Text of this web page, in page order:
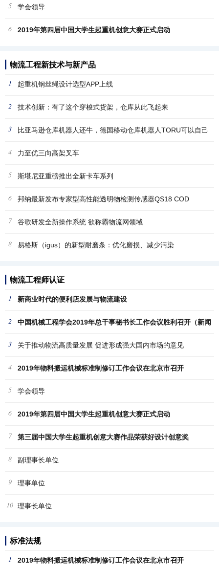
5 学会领导
6 2019年第四届中国大学生起重机创意大赛正式启动
物流工程新技术与新产品
1 起重机钢丝绳设计选型APP上线
2 技术创新：有了这个穿梭式货架，仓库从此飞起来
3 比亚马逊仓库机器人还牛，德国移动仓库机器人TORU可以自己
挑选
4 力至优三向高架叉车
5 斯堪尼亚重磅推出全新卡车系列
6 邦纳最新发布专家型高性能透明物检测传感器QS18 COD
7 谷歌研发全新操作系统 欲称霸物流网领域
8 易格斯（igus）的新型耐磨条：优化磨损、减少污染
物流工程师认证
1 新商业时代的便利店发展与物流建设
2 中国机械工程学会2019年总干事秘书长工作会议胜利召开（新闻
稿
3 关于推动物流高质量发展 促进形成强大国内市场的意见
4 2019年物料搬运机械标准制修订工作会议在北京市召开
5 学会领导
6 2019年第四届中国大学生起重机创意大赛正式启动
7 第三届中国大学生起重机创意大赛作品荣获好设计创意奖
8 副理事长单位
9 理事单位
10 理事长单位
标准法规
1 2019年物料搬运机械标准制修订工作会议在北京市召开